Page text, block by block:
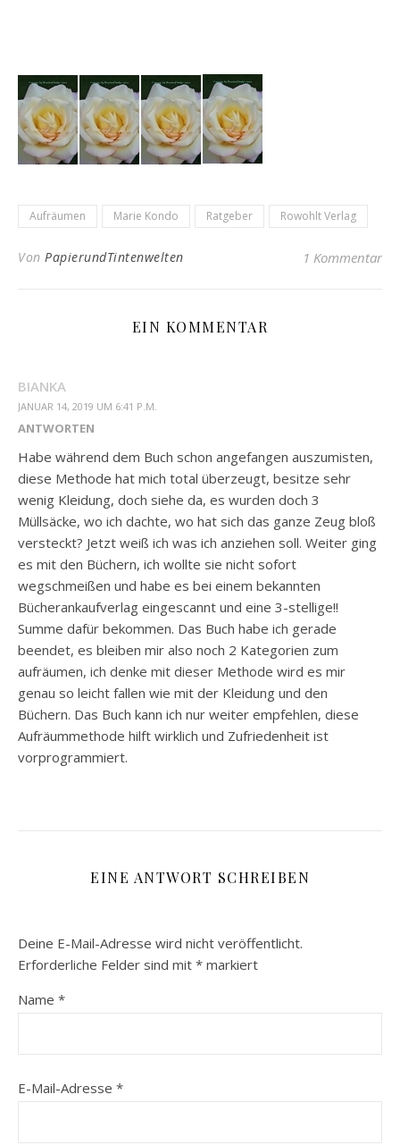
Aufräumen Marie Kondo Ratgeber Rowohlt Verlag
Von PapierundTintenwelten 1 Kommentar
EIN KOMMENTAR
BIANKA
JANUAR 14, 2019 UM 6:41 P.M.
ANTWORTEN
Habe während dem Buch schon angefangen auszumisten,
diese Methode hat mich total überzeugt, besitze sehr
wenig Kleidung, doch siehe da, es wurden doch 3
Müllsäcke, wo ich dachte, wo hat sich das ganze Zeug bloß
versteckt? Jetzt weiß ich was ich anziehen soll. Weiter ging
es mit den Büchern, ich wollte sie nicht sofort
wegschmeißen und habe es bei einem bekannten
Bücherankaufverlag eingescannt und eine 3-stellige!!
Summe dafür bekommen. Das Buch habe ich gerade
beendet, es bleiben mir also noch 2 Kategorien zum
aufräumen, ich denke mit dieser Methode wird es mir
genau so leicht fallen wie mit der Kleidung und den
Büchern. Das Buch kann ich nur weiter empfehlen, diese
Aufräummethode hilft wirklich und Zufriedenheit ist
vorprogrammiert.
EINE ANTWORT SCHREIBEN
Deine E-Mail-Adresse wird nicht veröffentlicht.
Erforderliche Felder sind mit * markiert
Name *
E-Mail-Adresse *